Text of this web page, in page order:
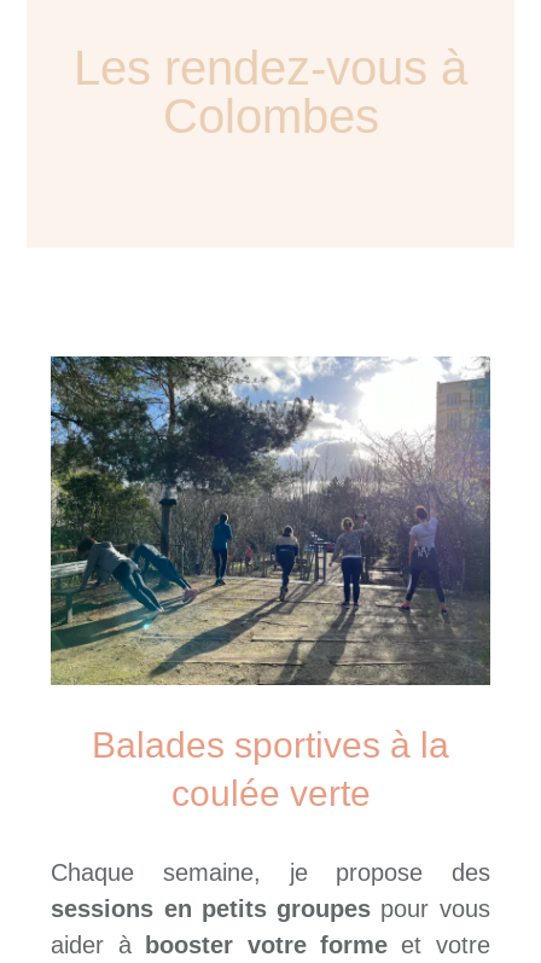
Les rendez-vous à
Colombes
Balades sportives à la
coulée verte
Chaque semaine, je propose des
sessions en petits groupes pour vous
aider à
booster votre formeet votre